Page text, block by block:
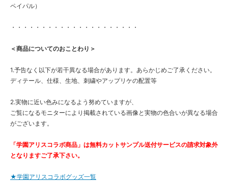
ペイパル）
・・・・・・・・・・・・・・・・・・・・・
＜商品についてのおことわり＞
1.予告なく以下が若干異なる場合があります。あらかじめご了承ください。
ディテール、仕様、生地、刺繍やアップリケの配置等
2.実物に近い色みになるよう努めていますが、
ご覧になるモニターにより掲載されている画像と実物の色合いが異なる場合
がございます。
「学園アリスコラボ商品」は無料カットサンプル送付サービスの請求対象外
となりますご了承下さい。
★学園アリスコラボグッズ一覧